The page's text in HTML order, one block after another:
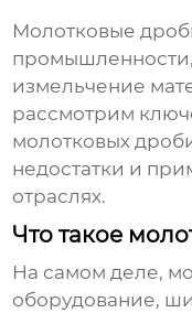
Молотковые
измельчение
рассмотрим
молотковых
недостатки и
отраслях.
Что такое
На самом деле,
оборудование,